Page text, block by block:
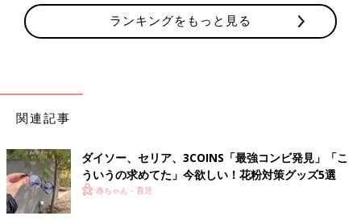
ランキングをもっと見る
関連記事
ダイソー、セリア、3COINS「最強コンビ発見」「こ
ういうの求めてた」今欲しい！花粉対策グッズ5選
赤ちゃん・育児